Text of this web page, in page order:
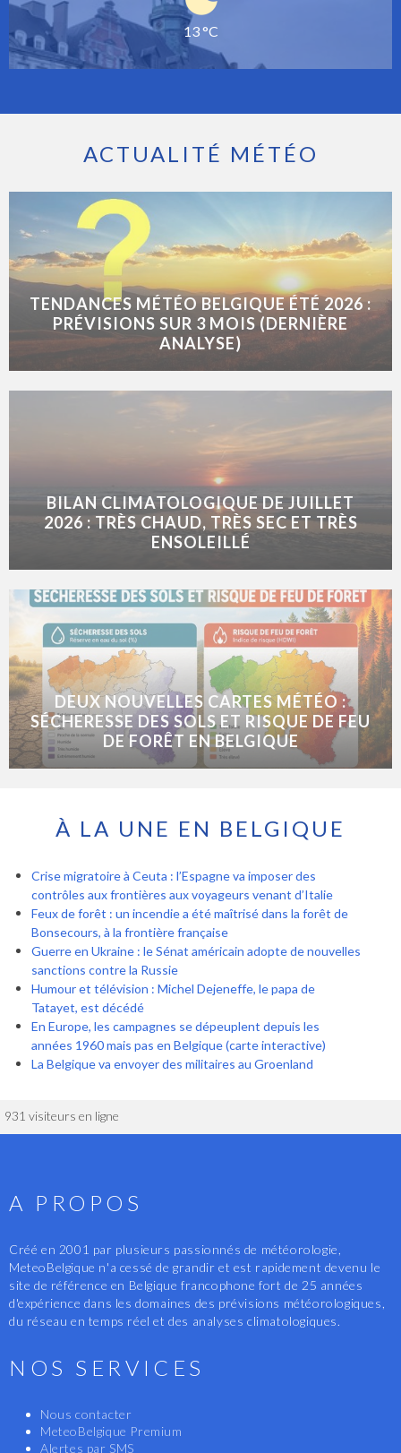
13 °C
ACTUALITÉ MÉTÉO
TENDANCES MÉTÉO BELGIQUE ÉTÉ 2026 :
PRÉVISIONS SUR 3 MOIS (DERNIÈRE
ANALYSE)
BILAN CLIMATOLOGIQUE DE JUILLET
2026 : TRÈS CHAUD, TRÈS SEC ET TRÈS
ENSOLEILLÉ
DEUX NOUVELLES CARTES MÉTÉO :
SÉCHERESSE DES SOLS ET RISQUE DE FEU
DE FORÊT EN BELGIQUE
À LA UNE EN BELGIQUE
Crise migratoire à Ceuta : l’Espagne va imposer des
contrôles aux frontières aux voyageurs venant d’Italie
Feux de forêt : un incendie a été maîtrisé dans la forêt de
Bonsecours, à la frontière française
Guerre en Ukraine : le Sénat américain adopte de nouvelles
sanctions contre la Russie
Humour et télévision : Michel Dejeneffe, le papa de
Tatayet, est décédé
En Europe, les campagnes se dépeuplent depuis les
années 1960 mais pas en Belgique (carte interactive)
La Belgique va envoyer des militaires au Groenland
931 visiteurs en ligne
A PROPOS
Créé en 2001 par plusieurs passionnés de météorologie,
MeteoBelgique n'a cessé de grandir et est rapidement devenu le
site de référence en Belgique francophone fort de 25 années
d'expérience dans les domaines des prévisions météorologiques,
du réseau en temps réel et des analyses climatologiques.
NOS SERVICES
Nous contacter
MeteoBelgique Premium
Alertes par SMS